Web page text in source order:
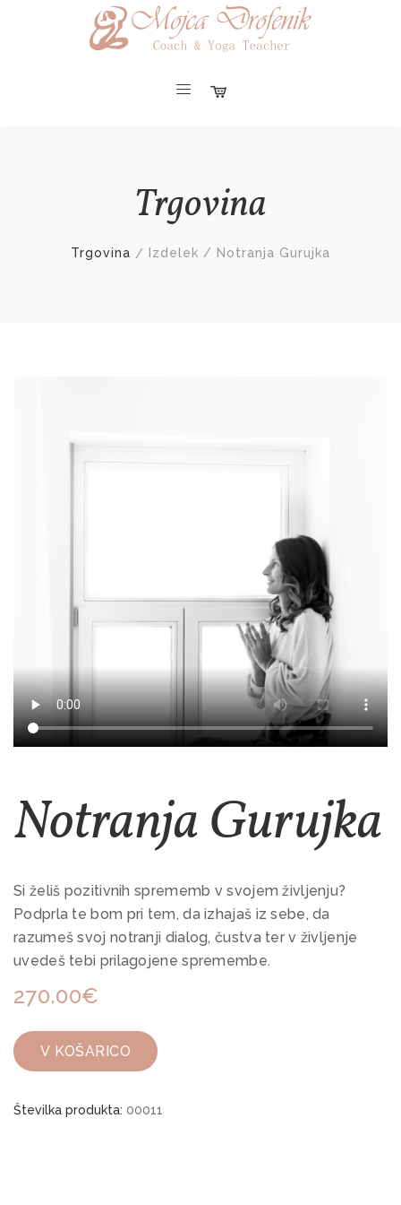
Trgovina
Trgovina Izdelek / Notranja Gurujka
Notranja Gurujka
Si želiš pozitivnih sprememb v svojem življenju?
Podprla te bom pri tem, da izhajaš iz sebe, da
razumeš svoj notranji dialog, čustva ter v življenje
uvedeš tebi prilagojene spremembe.
270.00€
V KOŠARICO
Številka produkta: 00011